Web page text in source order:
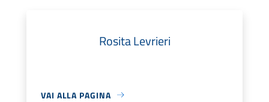
Rosita Levrieri
VAI ALLA PAGINA